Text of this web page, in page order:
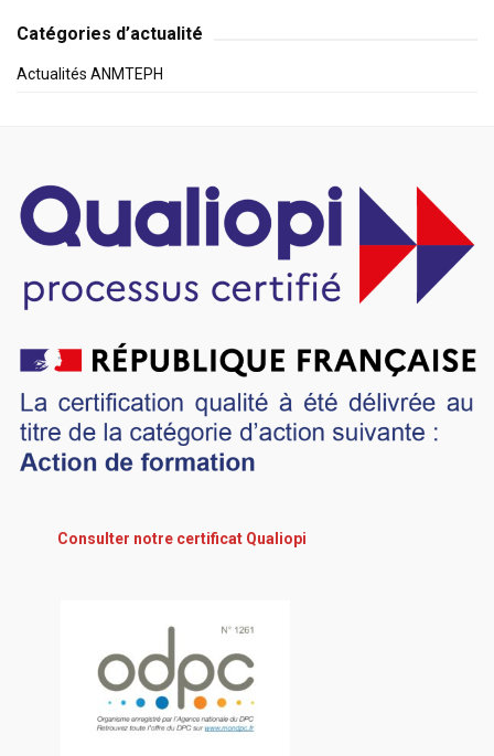
Catégories d’actualité
Actualités ANMTEPH
Consulter notre certificat Qualiopi